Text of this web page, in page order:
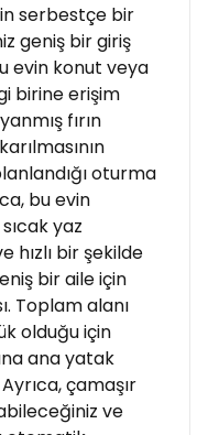
serbestçe bir
geniş bir giriş
evin konut veya
birine erişim
fırın
oturma
bu evin
yaz
hızlı bir şekilde
bir aile için
Toplam alanı
olduğu için
ana yatak
çamaşır
ve